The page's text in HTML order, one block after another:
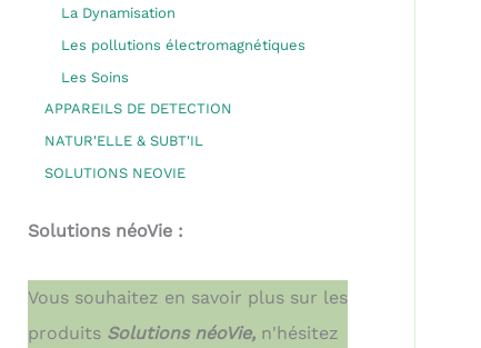
La Dynamisation
Les pollutions électromagnétiques
Les Soins
APPAREILS DE DETECTION
NATUR'ELLE & SUBT'IL
SOLUTIONS NEOVIE
Solutions néoVie :
Vous souhaitez en savoir plus sur les
produits Solutions néoVie, n'hésitez